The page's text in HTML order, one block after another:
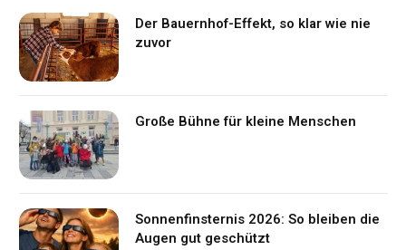
Der Bauernhof-Effekt, so klar wie nie
zuvor
Große Bühne für kleine Menschen
Sonnenfinsternis 2026: So bleiben die
Augen gut geschützt